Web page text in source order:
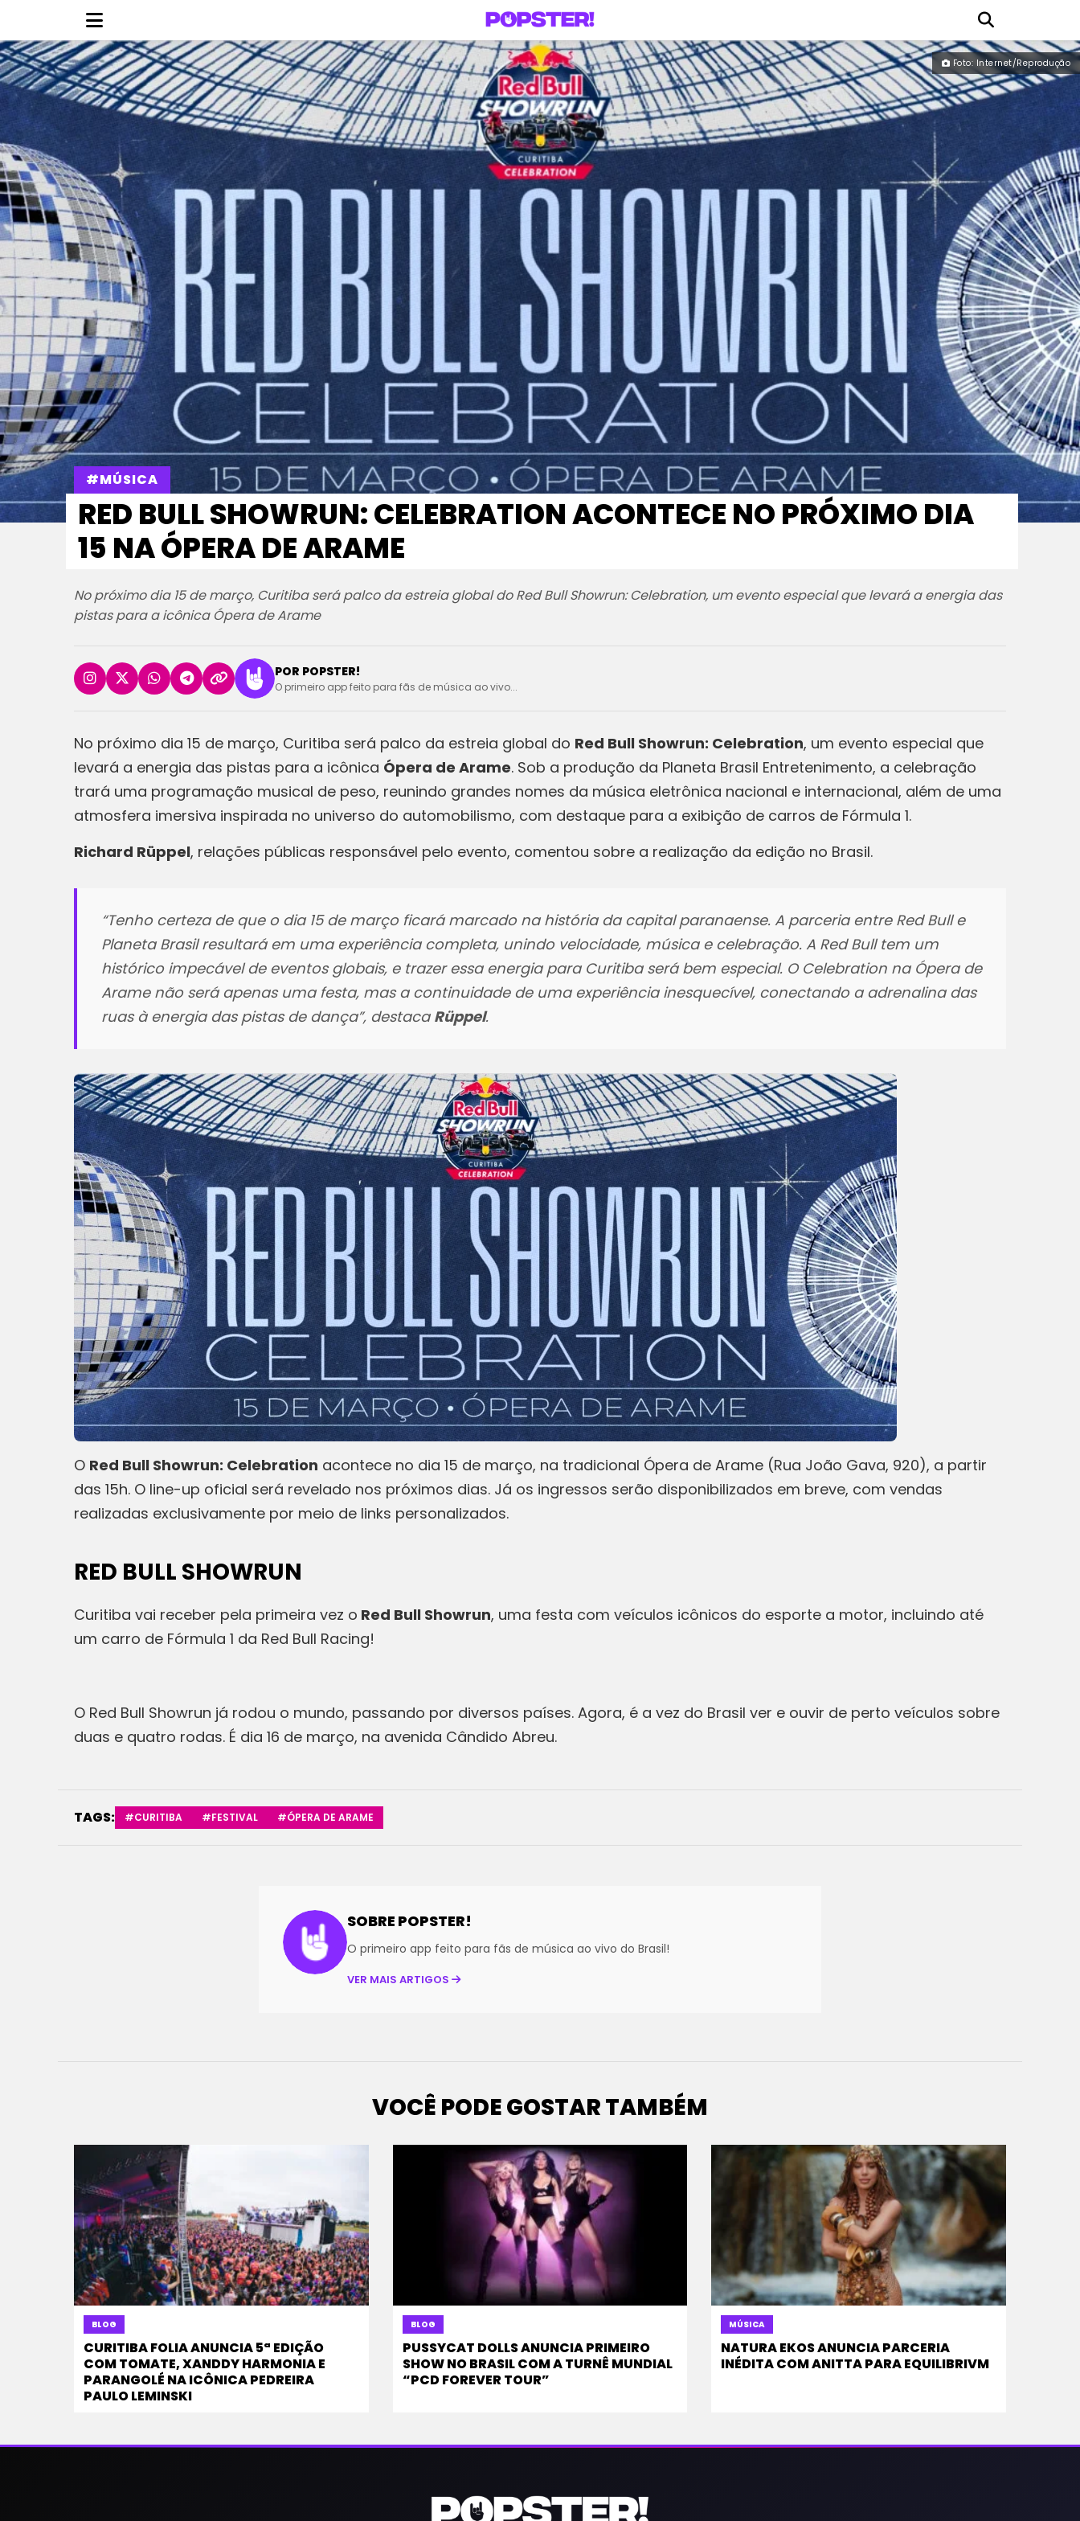
Foto: Internet/Reprodução
#MÚSICA
RED BULL SHOWRUN: CELEBRATION ACONTECE NO PRÓXIMO DIA
15 NA ÓPERA DE ARAME
No próximo dia 15 de março, Curitiba será palco da estreia global do Red Bull Showrun: Celebration, um evento especial que levará a energia das
pistas para a icônica Ópera de Arame
POR POPSTER!
O primeiro app feito para fãs de música ao vivo...
No próximo dia 15 de março, Curitiba será palco da estreia global do Red Bull Showrun: Celebration, um evento especial que
levará a energia das pistas para a icônica Ópera de Arame. Sob a produção da Planeta Brasil Entretenimento, a celebração
trará uma programação musical de peso, reunindo grandes nomes da música eletrônica nacional e internacional, além de uma
atmosfera imersiva inspirada no universo do automobilismo, com destaque para a exibição de carros de Fórmula 1.
Richard Rüppel, relações públicas responsável pelo evento, comentou sobre a realização da edição no Brasil.
“Tenho certeza de que o dia 15 de março ficará marcado na história da capital paranaense. A parceria entre Red Bull e
Planeta Brasil resultará em uma experiência completa, unindo velocidade, música e celebração. A Red Bull tem um
histórico impecável de eventos globais, e trazer essa energia para Curitiba será bem especial. O Celebration na Ópera de
Arame não será apenas uma festa, mas a continuidade de uma experiência inesquecível, conectando a adrenalina das
ruas à energia das pistas de dança”, destaca Rüppel.
O Red Bull Showrun: Celebration acontece no dia 15 de março, na tradicional Ópera de Arame (Rua João Gava, 920), a partir
das 15h. O line-up oficial será revelado nos próximos dias. Já os ingressos serão disponibilizados em breve, com vendas
realizadas exclusivamente por meio de links personalizados.
RED BULL SHOWRUN
Curitiba vai receber pela primeira vez o Red Bull Showrun, uma festa com veículos icônicos do esporte a motor, incluindo até
um carro de Fórmula 1 da Red Bull Racing!
O Red Bull Showrun já rodou o mundo, passando por diversos países. Agora, é a vez do Brasil ver e ouvir de perto veículos sobre
duas e quatro rodas. É dia 16 de março, na avenida Cândido Abreu.
TAGS: #CURITIBA #FESTIVAL #ÓPERA DE ARAME
SOBRE POPSTER!
O primeiro app feito para fãs de música ao vivo do Brasil!
VER MAIS ARTIGOS
VOCÊ PODE GOSTAR TAMBÉM
BLOG
CURITIBA FOLIA ANUNCIA 5ª EDIÇÃO
COM TOMATE, XANDDY HARMONIA E
PARANGOLÉ NA ICÔNICA PEDREIRA
PAULO LEMINSKI
BLOG
PUSSYCAT DOLLS ANUNCIA PRIMEIRO
SHOW NO BRASIL COM A TURNÊ MUNDIAL
“PCD FOREVER TOUR”
MÚSICA
NATURA EKOS ANUNCIA PARCERIA
INÉDITA COM ANITTA PARA EQUILIBRIVM